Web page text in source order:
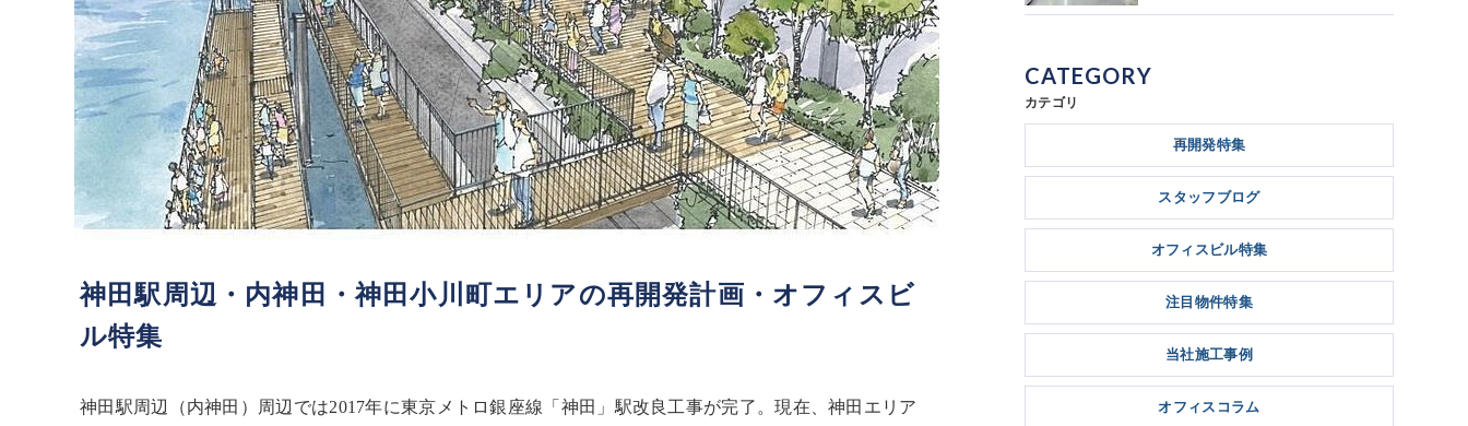
神田駅周辺・内神田・神田小川町エリアの再開発計画・オフィスビ
ル特集
神田駅周辺（内神田）周辺では2017年に東京メトロ銀座線「神田」駅改良工事が完了。現在、神田エリア
CATEGORY
カテゴリ
再開発特集
スタッフブログ
オフィスビル特集
注目物件特集
当社施工事例
オフィスコラム